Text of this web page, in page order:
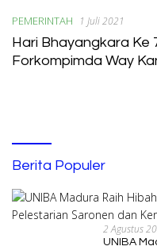
PEMERINTAH 1 Juli 2021
Hari Bhayangkara Ke 75,
Forkompimda Way
Berita Populer
2 Agustus
UNIBA